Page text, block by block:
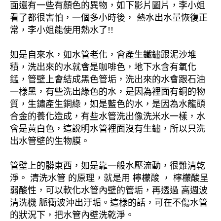
面還有一些有顏色的異物，如下影片圖片，李小姐
看了都很害怕，一個多小時後， 熱水出水量恢復正
常，李小姐能使用熱水了!!
如是自來水，如水管老化，會產生鐵鏽跟泥沙堆
積，洗出來的水就會是咖啡色，地下水含有氧化
錳，管壁上會結成黑色管垢，洗出來的水會跟石油
一樣黑，有些洗出綠色的水，是因為裡面有銅的物
質，生鏽產生銅綠，如是藍色的水，是因為水龍頭
合金的養化造成，有些水管洗出像洗米水一樣，水
會是黃白色，這說明水管裡面沒有生鏽，所以只洗
出水管壁的生物膜。
管壁上的髒東西，如是靠一般水壓流動，很難清乾
淨。 清洗水管 的原理，就是用 檸檬酸 ， 檸檬酸呈
弱酸性，可以軟化水管內壁的管垢，再透過 高週波
清洗機 脈衝波沖出汙垢。這樣的話，可在不傷水管
的狀況下，把水管內壁洗乾淨。